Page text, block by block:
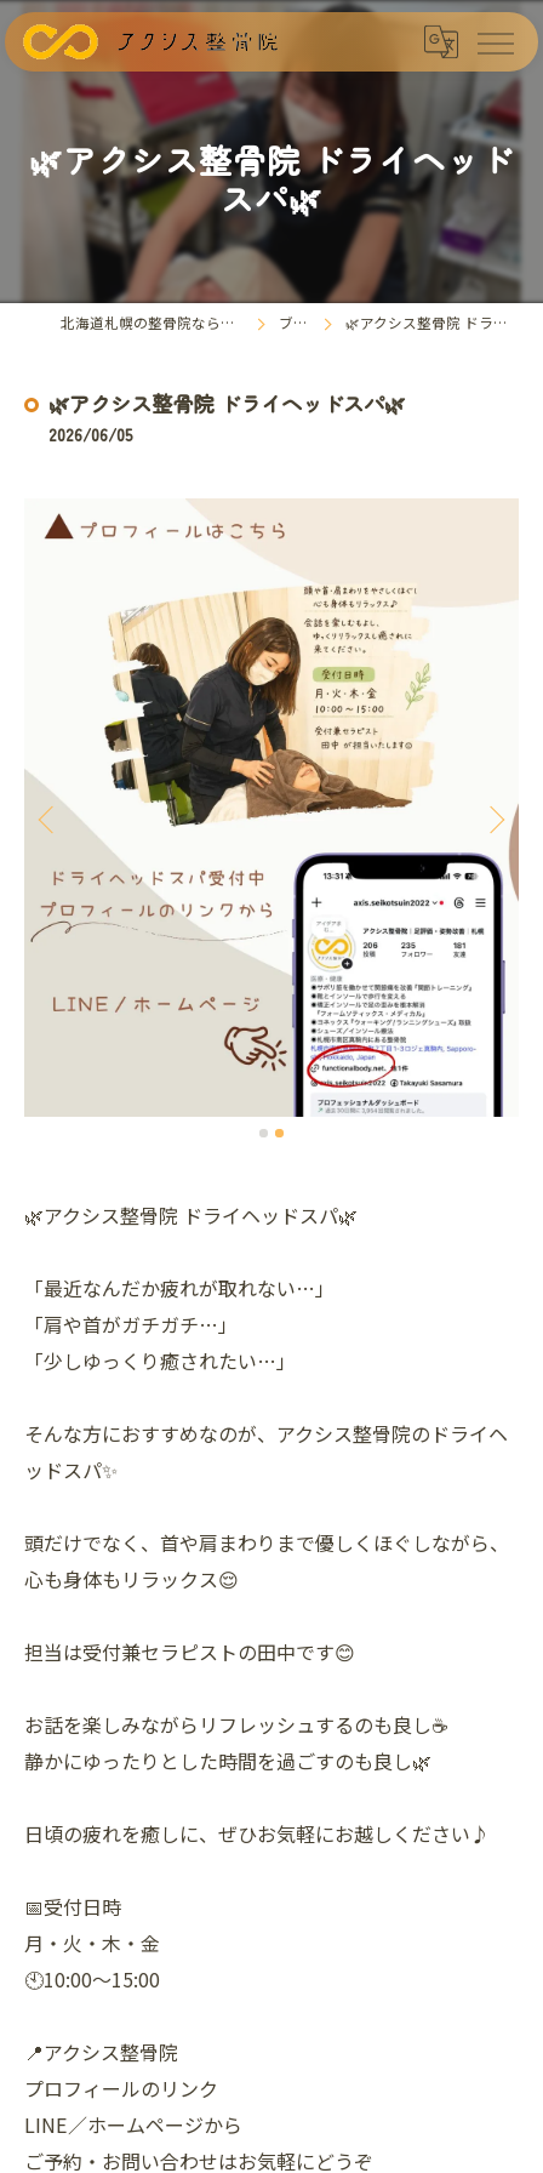
🌿アクシス整骨院 ドライヘッド
スパ🌿
北海道札幌の整骨院ならアクシス整骨院 ブログ 🌿アクシス整骨院 ドライヘッドスパ🌿
🌿アクシス整骨院 ドライヘッドスパ🌿
2026/06/05
🌿アクシス整骨院 ドライヘッドスパ🌿
「最近なんだか疲れが取れない…」
「肩や首がガチガチ…」
「少しゆっくり癒されたい…」
そんな方におすすめなのが、アクシス整骨院のドライヘ
ッドスパ✨
頭だけでなく、首や肩まわりまで優しくほぐしながら、
心も身体もリラックス😌
担当は受付兼セラピストの田中です😊
お話を楽しみながらリフレッシュするのも良し☕
静かにゆったりとした時間を過ごすのも良し🌿
日頃の疲れを癒しに、ぜひお気軽にお越しください♪
📅受付日時
月・火・木・金
🕙10:00〜15:00
📍アクシス整骨院
プロフィールのリンク
LINE／ホームページから
ご予約・お問い合わせはお気軽にどうぞ